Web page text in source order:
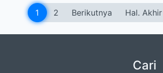
1 2 Berikutnya Hal. Akhir
Cari